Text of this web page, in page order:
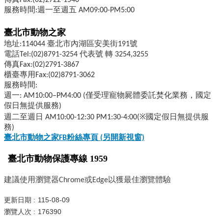
服務時間:週一至週五 AM09:00-PM5:00
臺北市動物之家
地址:114044 臺北市內湖區安美街191號
電話Tel:(02)8791-3254 代表號 轉 3254,3255
傳真Fax:(02)2791-3867
櫃臺專用Fax:(02)8791-3062
服務時間:
週一: AM10:00–PM4:00 (僅受理寵物屍體委託焚化業務，國定
假日無提供服務)
週二至週日 AM10:00-12:30 PM1:30-4:00(※國定假日無提供服
務)
臺北市動物之家FB粉絲專頁 (另開新視窗)
臺北市動物保護專線 1959
建議使用瀏覽器Chrome或Edge以獲最佳瀏覽體驗
更新日期
115-08-09
瀏覽人次
176390